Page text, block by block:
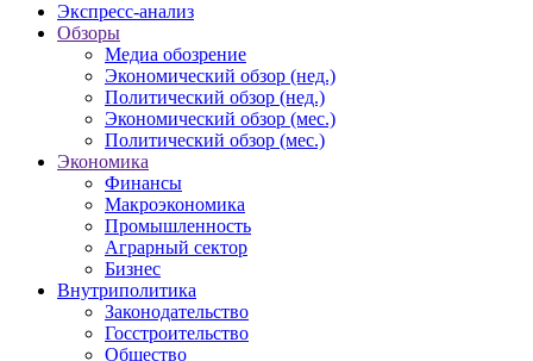
Экспресс-анализ
Обзоры
Медиа обозрение
Экономический обзор (нед.)
Политический обзор (нед.)
Экономический обзор (мес.)
Политический обзор (мес.)
Экономика
Финансы
Макроэкономика
Промышленность
Аграрный сектор
Бизнес
Внутриполитика
Законодательство
Госстроительство
Общество